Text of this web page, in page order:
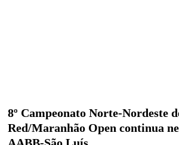
8º Campeonato Norte-Nordeste
Red/Maranhão Open continua